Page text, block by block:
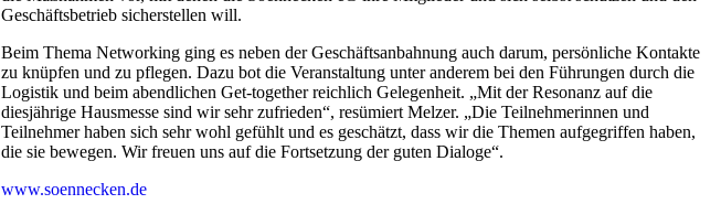
Geschäftsbetrieb sicherstellen will.
Beim Thema Networking ging es neben der Geschäftsanbahnung auch darum, persönliche Kontakte
zu knüpfen und zu pflegen. Dazu bot die Veranstaltung unter anderem bei den Führungen durch die
Logistik und beim abendlichen Get-together reichlich Gelegenheit. „Mit der Resonanz auf die
diesjährige Hausmesse sind wir sehr zufrieden“, resümiert Melzer. „Die Teilnehmerinnen und
Teilnehmer haben sich sehr wohl gefühlt und es geschätzt, dass wir die Themen aufgegriffen haben,
die sie bewegen. Wir freuen uns auf die Fortsetzung der guten Dialoge“.
www.soennecken.de